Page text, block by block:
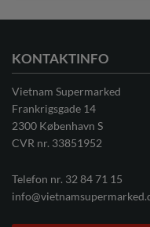
KONTAKTINFO
Vietnam Supermarked
Frankrigsgade 14
2300 København S
CVR nr. 33851952
Telefon nr. 32 84 71 15